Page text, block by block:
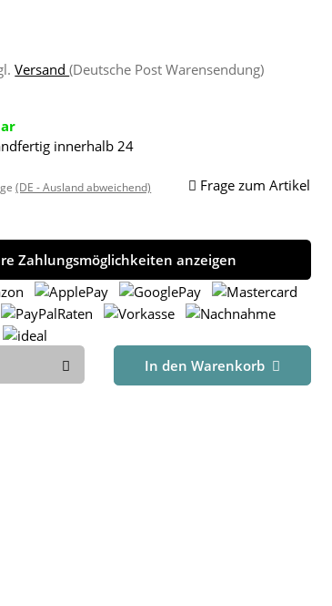
Versand(Deutsche Post Warensendung)
innerhalb 24
(DE - Ausland abweichend) Frage zum Artikel
Zahlungsmöglichkeiten anzeigen
In den Warenkorb